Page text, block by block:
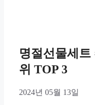
명절선물세트
위 TOP 3
2024년 05월 13일